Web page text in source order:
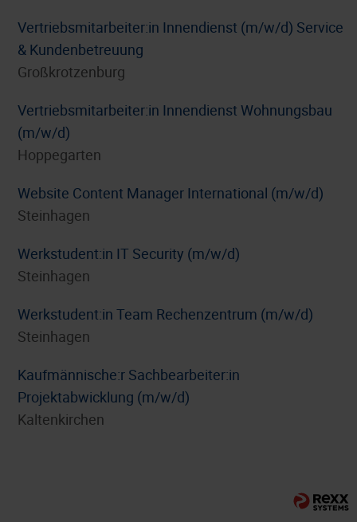
Vertriebsmitarbeiter:in Innendienst (m/w/d) Service
& Kundenbetreuung
Großkrotzenburg
Vertriebsmitarbeiter:in Innendienst Wohnungsbau
(m/w/d)
Hoppegarten
Website Content Manager International (m/w/d)
Steinhagen
Werkstudent:in IT Security (m/w/d)
Steinhagen
Werkstudent:in Team Rechenzentrum (m/w/d)
Steinhagen
⁠Kaufmännische:r Sachbearbeiter:in
Projektabwicklung (m/w/d)
Kaltenkirchen